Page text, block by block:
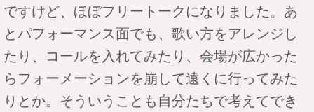
ですけど、ほぼフリートークになりました。あ
とパフォーマンス面でも、歌い方をアレンジし
たり、コールを入れてみたり、会場が広かった
らフォーメーションを崩して遠くに行ってみた
りとか。そういうことも自分たちで考えてでき